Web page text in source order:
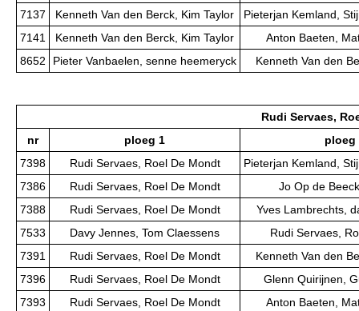
7137
Kenneth Van den Berck, Kim Taylor
Pieterjan Kemland,
7141
Kenneth Van den Berck, Kim Taylor
Anton Baeten,
8652
Pieter Vanbaelen, senne heemeryck Kenneth Van den
Rudi Servaes,
nr
ploeg 1
ploeg
7398
Rudi Servaes, Roel De Mondt
Pieterjan Kemland,
7386
Rudi Servaes, Roel De Mondt
Jo Op de
7388
Rudi Servaes, Roel De Mondt
Yves Lambrechts,
7533
Davy Jennes, Tom Claessens
Rudi Servaes,
7391
Rudi Servaes, Roel De Mondt
Kenneth Van den
7396
Rudi Servaes, Roel De Mondt
Glenn Quirijnen,
7393
Rudi Servaes, Roel De Mondt
Anton Baeten,